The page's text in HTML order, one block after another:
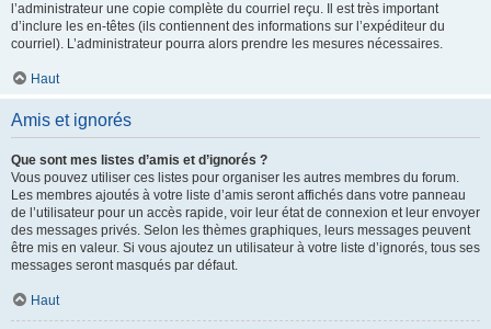
l’administrateur une copie complète du courriel reçu. Il est très important
d’inclure les en-têtes (ils contiennent des informations sur l’expéditeur du
courriel). L’administrateur pourra alors prendre les mesures nécessaires.
Haut
Amis et ignorés
Que sont mes listes d’amis et d’ignorés ?
Vous pouvez utiliser ces listes pour organiser les autres membres du forum.
Les membres ajoutés à votre liste d’amis seront affichés dans votre panneau
de l’utilisateur pour un accès rapide, voir leur état de connexion et leur envoyer
des messages privés. Selon les thèmes graphiques, leurs messages peuvent
être mis en valeur. Si vous ajoutez un utilisateur à votre liste d’ignorés, tous ses
messages seront masqués par défaut.
Haut